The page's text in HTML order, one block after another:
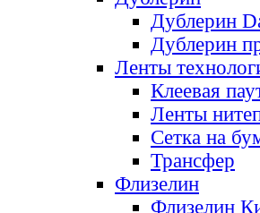
Дублерин
Дублерин
Ленты
Клеевая
Ленты
Сетка на
Трансфер
Флизелин
Флизелин